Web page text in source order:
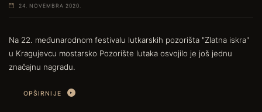
24. NOVEMBRA 2020.
Na 22. međunarodnom festivalu lutkarskih pozorišta "Zlatna iskra"
u Kragujevcu mostarsko Pozorište lutaka osvojilo je još jednu
značajnu nagradu.
OPŠIRNIJE